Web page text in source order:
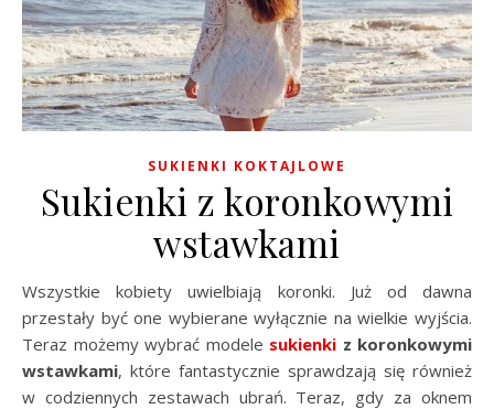
SUKIENKI KOKTAJLOWE
Sukienki z koronkowymi
wstawkami
Wszystkie kobiety uwielbiają koronki. Już od dawna
przestały być one wybierane wyłącznie na wielkie wyjścia.
Teraz możemy wybrać modele sukienki z koronkowymi
wstawkami, które fantastycznie sprawdzają się również
w codziennych zestawach ubrań. Teraz, gdy za oknem